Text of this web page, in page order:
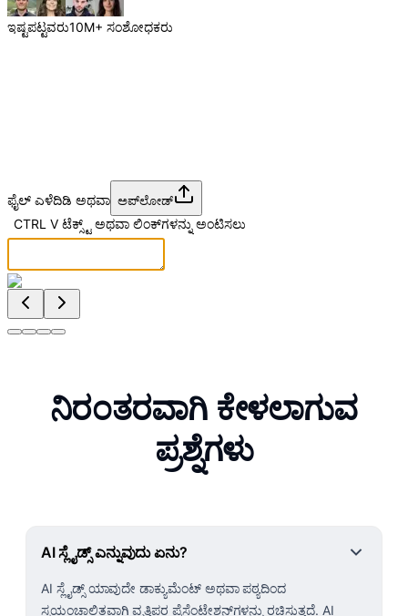
ಇಷ್ಟಪಟ್ಟವರು10M+ ಸಂಶೋಧಕರು
ಫೈಲ್ ಎಳೆದಿಡಿ ಅಥವಾ ಅಪ್‌ಲೋಡ್
CTRL V ಟೆಕ್ಸ್ಟ್ ಅಥವಾ ಲಿಂಕ್‌ಗಳನ್ನು ಅಂಟಿಸಲು
ನಿರಂತರವಾಗಿ ಕೇಳಲಾಗುವ
ಪ್ರಶ್ನೆಗಳು
AI ಸ್ಲೈಡ್ಸ್ ಎನ್ನುವುದು ಏನು?
AI ಸ್ಲೈಡ್ಸ್ ಯಾವುದೇ ಡಾಕ್ಯುಮೆಂಟ್ ಅಥವಾ ಪಠ್ಯದಿಂದ
ಸ್ವಯಂಚಾಲಿತವಾಗಿ ವೃತ್ತಿಪರ ಪ್ರೆಸೆಂಟೇಶನ್‌ಗಳನ್ನು ರಚಿಸುತ್ತದೆ. AI